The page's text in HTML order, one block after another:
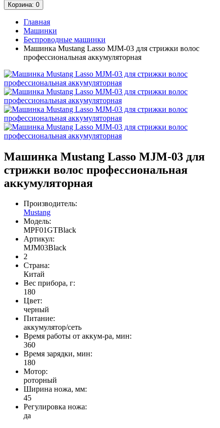
Корзина: 0
Главная
Машинки
Беспроводные машинки
Машинка Mustang Lasso MJM-03 для стрижки волос
профессиональная аккумуляторная
Машинка Mustang Lasso MJM-03 для
стрижки волос профессиональная
аккумуляторная
Производитель:
Mustang
Модель:
MPF01GTBlack
Артикул:
MJM03Black
2
Страна:
Китай
Вес прибора, г:
180
Цвет:
черный
Питание:
аккумулятор/сеть
Время работы от аккум-ра, мин:
360
Время зарядки, мин:
180
Мотор:
роторный
Ширина ножа, мм:
45
Регулировка ножа:
да